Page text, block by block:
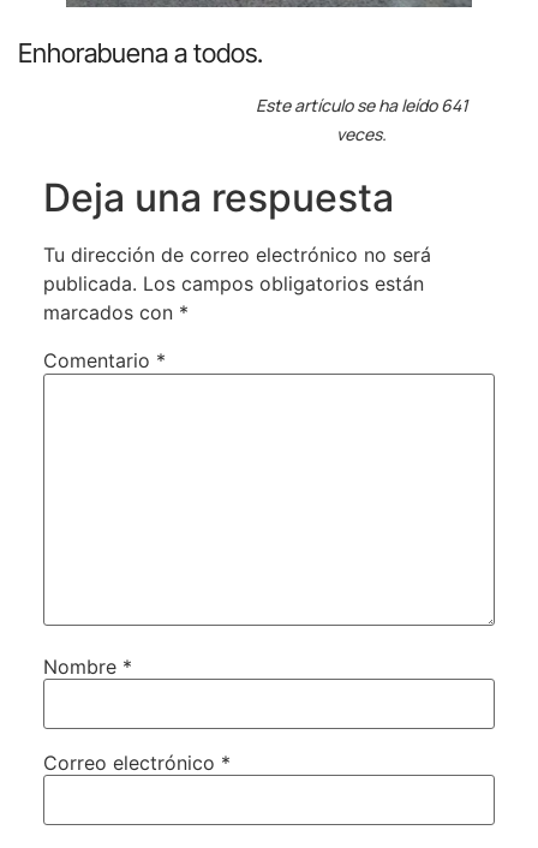
Enhorabuena a todos.
Este artículo se ha leído 641
veces.
Deja una respuesta
Tu dirección de correo electrónico no será
publicada. Los campos obligatorios están
marcados con *
Comentario *
Nombre *
Correo electrónico *